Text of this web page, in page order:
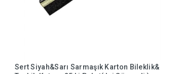
Sert Siyah&Sarı Sarmaşık Karton Bileklik&